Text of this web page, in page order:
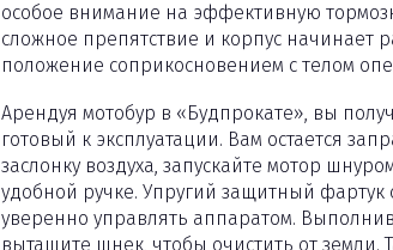
особое внимание на эффективную
сложное препятствие и корпус начинает
положение соприкосновением с телом
Арендуя мотобур в «Будпрокате», вы
готовый к эксплуатации. Вам остается
заслонку воздуха, запускайте мотор
удобной ручке. Упругий защитный фартук
уверенно управлять аппаратом.
вытащите шнек, чтобы очистить от земли.